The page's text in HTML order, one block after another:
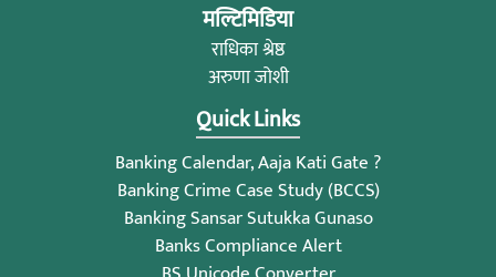
मल्टिमिडिया
राधिका श्रेष्ठ
अरुणा जोशी
Quick Links
Banking Calendar, Aaja Kati Gate ?
Banking Crime Case Study (BCCS)
Banking Sansar Sutukka Gunaso
Banks Compliance Alert